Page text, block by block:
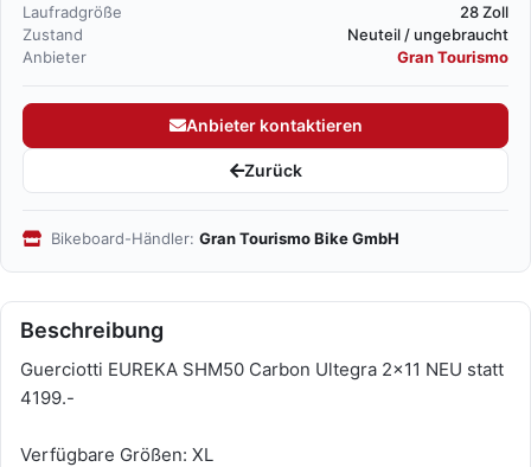
Laufradgröße
28 Zoll
Zustand
Neuteil / ungebraucht
Anbieter
Gran Tourismo
Anbieter kontaktieren
Zurück
Bikeboard-Händler: Gran Tourismo Bike GmbH
Beschreibung
Guerciotti EUREKA SHM50 Carbon Ultegra 2x11 NEU statt
4199.-
Verfügbare Größen: XL